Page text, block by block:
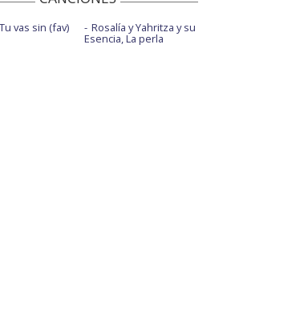
vas sin (fav) Rosalía y Yahritza y su
Esencia, La perla